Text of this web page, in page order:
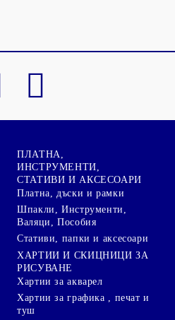
ПЛАТНА,
ИНСТРУМЕНТИ,
СТАТИВИ И АКСЕСОАРИ
Платна, дъски и рамки
Шпакли, Инструменти,
Валяци, Пособия
Стативи, папки и аксесоари
ХАРТИИ И СКИЦНИЦИ ЗА
РИСУВАНЕ
Хартии за акварел
Хартии за графика , печат и
туш